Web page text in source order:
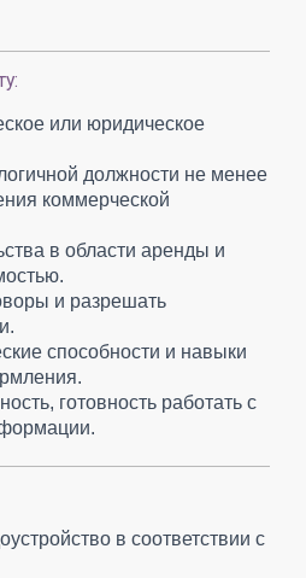
или юридическое
должности не менее
коммерческой
в области аренды и
и разрешать
способности и навыки
готовность работать с
в соответствии с